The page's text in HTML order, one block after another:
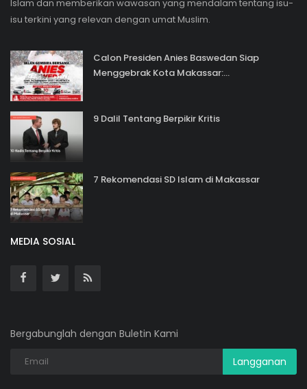
Islam dan memberikan wawasan yang mendalam tentang isu-
isu terkini yang relevan dengan umat Muslim.
Calon Presiden Anies Baswedan Siap
Menggebrak Kota Makassar:...
9 Dalil Tentang Berpikir Kritis
7 Rekomendasi SD Islam di Makassar
MEDIA SOSIAL
Bergabunglah dengan Buletin Kami
Langganan